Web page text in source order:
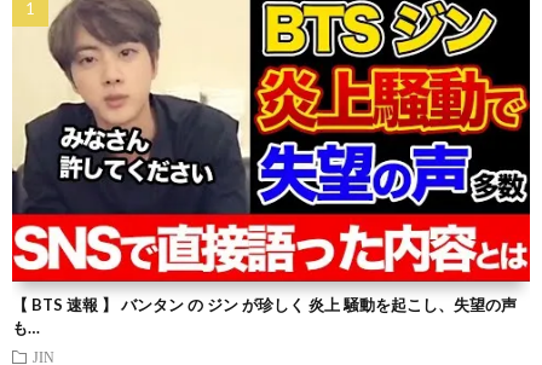
【 BTS 速報 】 バンタン の ジン が珍しく 炎上 騒動を起こし、失望の声
も…
JIN